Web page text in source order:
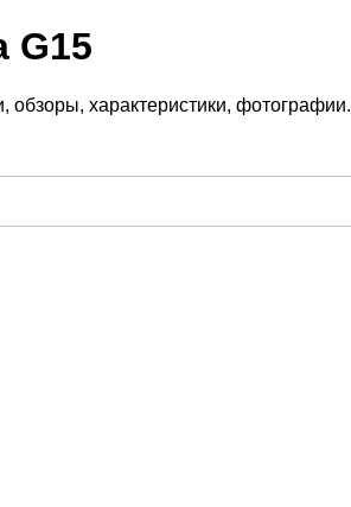
G15
характеристики, фотографии.